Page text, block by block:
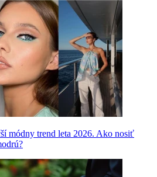
módny trend leta 2026. Ako nosiť